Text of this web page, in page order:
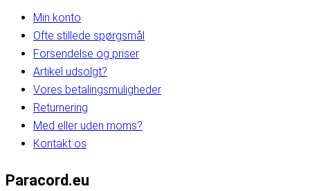
Min konto
Ofte stillede spørgsmål
Forsendelse og priser
Artikel udsolgt?
Vores betalingsmuligheder
Returnering
Med eller uden moms?
Kontakt os
Paracord.eu